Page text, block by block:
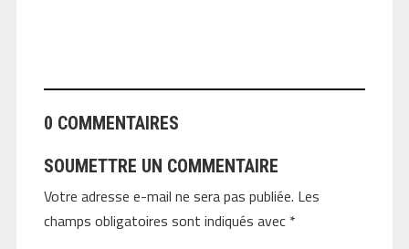
0 COMMENTAIRES
SOUMETTRE UN COMMENTAIRE
Votre adresse e-mail ne sera pas publiée. Les
champs obligatoires sont indiqués avec *